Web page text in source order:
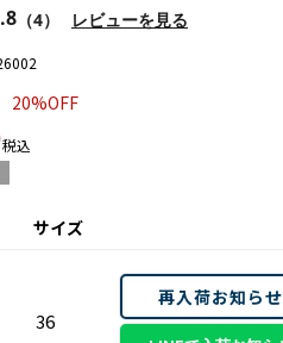
（4） レビューを見る
20%OFF
税込
サイズ
36
再入荷お知らせ